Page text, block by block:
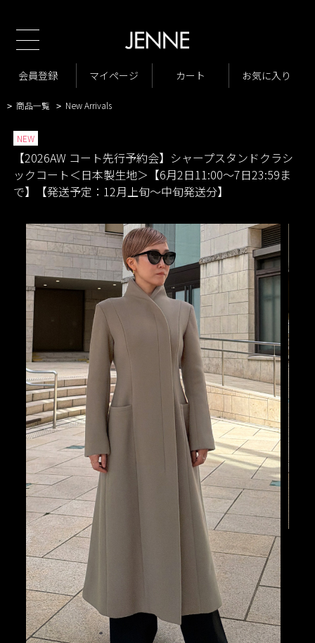
会員登録 マイページ カート お気に入り
TOP
地＞
ジャケット・アウター
> 商品一覧 > New Arrivals
NEW
【2026AW コート先行予約会】シャープスタンドクラシ
ックコート＜日本製生地＞【6月2日11:00～7日23:59ま
で】【発送予定：12月上旬～中旬発送分】